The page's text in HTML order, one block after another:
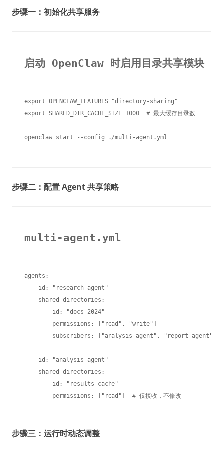
步骤一：初始化共享服务
启动 OpenClaw 时启用目录共享模块
export OPENCLAW_FEATURES="directory-sharing"
export SHARED_DIR_CACHE_SIZE=1000  # 最大缓存目录数
步骤二：配置 Agent 共享策略
multi-agent.yml
agents:
  - id: "research-agent"
    shared_directories:
      - id: "docs-2024"
        permissions: ["read", "write"]
        subscribers: ["analysis-agent", "report-agent"]
  - id: "analysis-agent"
    shared_directories:
      - id: "results-cache"
步骤三：运行时动态调整